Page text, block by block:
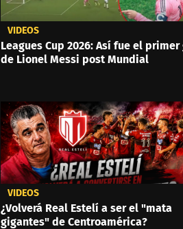
VIDEOS
Leagues Cup 2026: Así fue el primer
de Lionel Messi post Mundial
VIDEOS
¿Volverá Real Estelí a ser el "mata
gigantes" de Centroamérica?